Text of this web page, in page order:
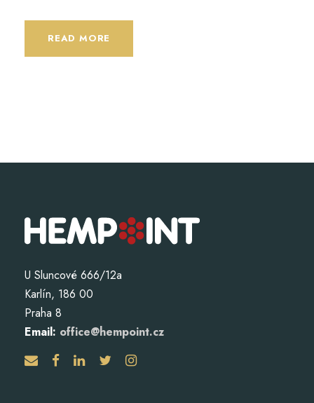
READ MORE
U Sluncové 666/12a
Karlín, 186 00
Praha 8
Email: office@hempoint.cz